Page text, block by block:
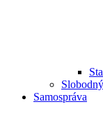
Samospráva